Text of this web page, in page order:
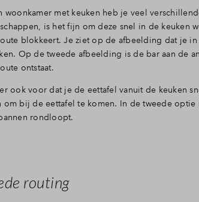
woonkamer met keuken heb je veel
is het fijn om deze snel in de keuken
blokkeert. Je ziet op de afbeelding dat je
Op de tweede afbeelding is de bar aan de
ontstaat.
ook voor dat je de eettafel vanuit de keuken
om bij de eettafel te komen. In de tweede
rondloopt.
routing